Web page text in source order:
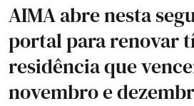
AIMA abre nesta
portal para renovar
residência que
novembro e